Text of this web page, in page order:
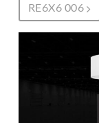
RE6X6 006